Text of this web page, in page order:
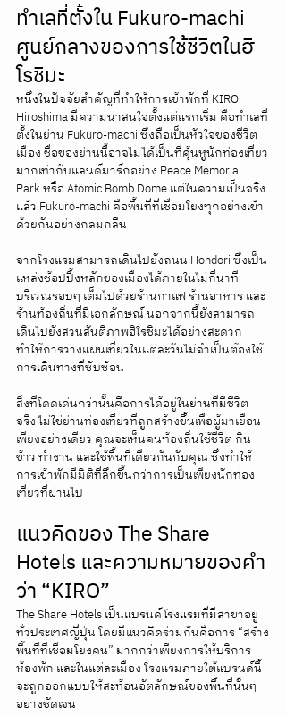
ทำเลที่ตั้งใน Fukuro-machi
ศูนย์กลางของการใช้ชีวิตในฮิ
โรชิมะ
หนึ่งในปัจจัยสำคัญที่ทำให้การเข้าพักที่ KIRO
Hiroshima มีความน่าสนใจตั้งแต่แรกเริ่ม คือทำเลที่
ตั้งในย่าน Fukuro-machi ซึ่งถือเป็นหัวใจของชีวิต
เมือง ชื่อของย่านนี้อาจไม่ได้เป็นที่คุ้นหูนักท่องเที่ยว
มากเท่ากับแลนด์มาร์กอย่าง Peace Memorial
Park หรือ Atomic Bomb Dome แต่ในความเป็นจริง
แล้ว Fukuro-machi คือพื้นที่ที่เชื่อมโยงทุกอย่างเข้า
ด้วยกันอย่างกลมกลืน
จากโรงแรมสามารถเดินไปยังถนน Hondori ซึ่งเป็น
แหล่งช้อปปิ้งหลักของเมืองได้ภายในไม่กี่นาที
บริเวณรอบๆ เต็มไปด้วยร้านกาแฟ ร้านอาหาร และ
ร้านท้องถิ่นที่มีเอกลักษณ์ นอกจากนี้ยังสามารถ
เดินไปยังสวนสันติภาพฮิโรชิมะได้อย่างสะดวก
ทำให้การวางแผนเที่ยวในแต่ละวันไม่จำเป็นต้องใช้
การเดินทางที่ซับซ้อน
สิ่งที่โดดเด่นกว่านั้นคือการได้อยู่ในย่านที่มีชีวิต
จริง ไม่ใช่ย่านท่องเที่ยวที่ถูกสร้างขึ้นเพื่อผู้มาเยือน
เพียงอย่างเดียว คุณจะเห็นคนท้องถิ่นใช้ชีวิต กิน
ข้าว ทำงาน และใช้พื้นที่เดียวกันกับคุณ ซึ่งทำให้
การเข้าพักมีมิติที่ลึกขึ้นกว่าการเป็นเพียงนักท่อง
เที่ยวที่ผ่านไป
แนวคิดของ The Share
Hotels และความหมายของคำ
ว่า “KIRO”
The Share Hotels เป็นแบรนด์โรงแรมที่มีสาขาอยู่
ทั่วประเทศญี่ปุ่น โดยมีแนวคิดร่วมกันคือการ “สร้าง
พื้นที่ที่เชื่อมโยงคน” มากกว่าเพียงการให้บริการ
ห้องพัก และในแต่ละเมือง โรงแรมภายใต้แบรนด์นี้
จะถูกออกแบบให้สะท้อนอัตลักษณ์ของพื้นที่นั้นๆ
อย่างชัดเจน